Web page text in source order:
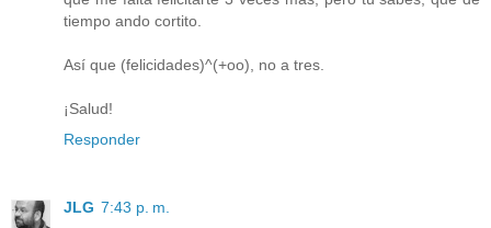
tiempo ando cortito.
Así que (felicidades)^(+oo), no a tres.
¡Salud!
Responder
JLG 7:43 p. m.